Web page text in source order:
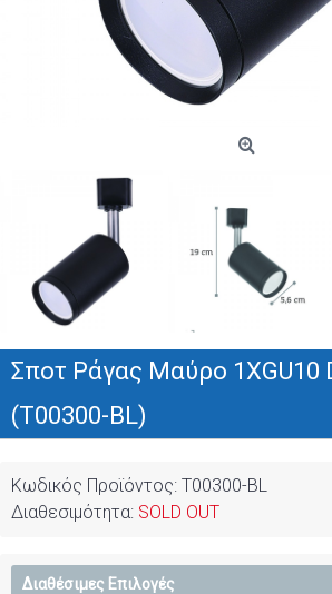
Σποτ Ράγας Μαύρο 1XGU10
(T00300-BL)
Κωδικός Προϊόντος: T00300-BL
Διαθεσιμότητα: SOLD OUT
Διαθέσιμες Επιλογές